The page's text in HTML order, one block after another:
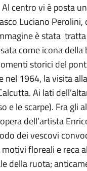
centro vi è posta
Luciano Perolini,
è stata
come icona della
storici del
nel 1964, la visita
Ai lati
e le scarpe). Fra gli
dell’artista
dei vescovi
floreali e reca
della ruota;